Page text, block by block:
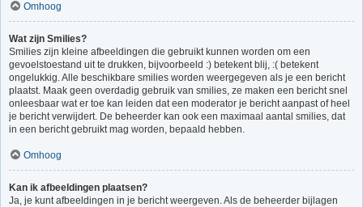
Omhoog
Wat zijn Smilies?
Smilies zijn kleine afbeeldingen die gebruikt kunnen worden om een
gevoelstoestand uit te drukken, bijvoorbeeld :) betekent blij, :( betekent
ongelukkig. Alle beschikbare smilies worden weergegeven als je een bericht
plaatst. Maak geen overdadig gebruik van smilies, ze maken een bericht snel
onleesbaar wat er toe kan leiden dat een moderator je bericht aanpast of heel
je bericht verwijdert. De beheerder kan ook een maximaal aantal smilies, dat
in een bericht gebruikt mag worden, bepaald hebben.
Omhoog
Kan ik afbeeldingen plaatsen?
Ja, je kunt afbeeldingen in je bericht weergeven. Als de beheerder bijlagen